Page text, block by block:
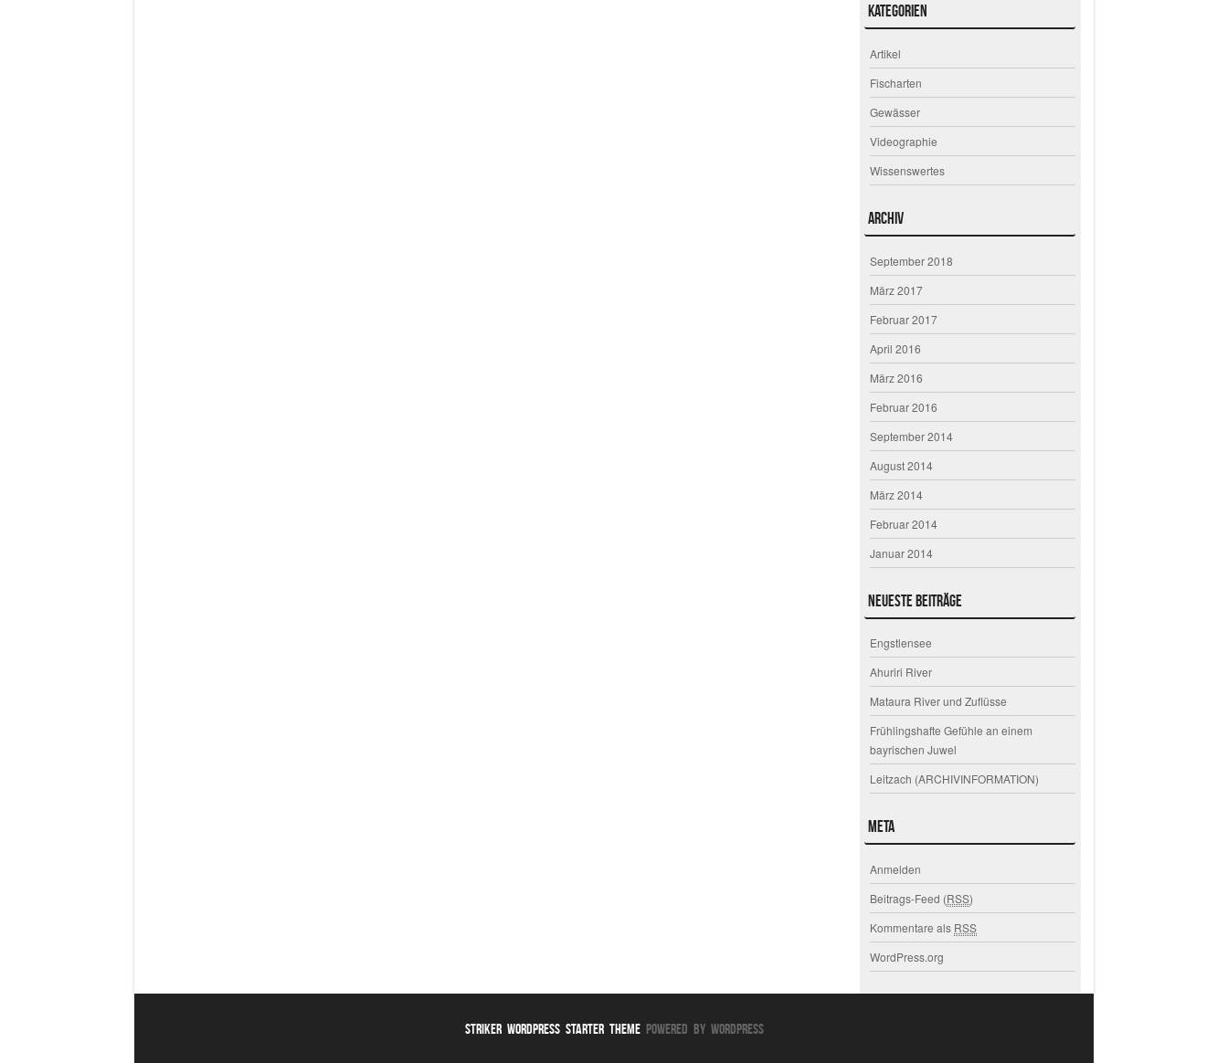
Kategorien
Artikel
Fischarten
Gewässer
Videographie
Wissenswertes
Archiv
September 2018
März 2017
Februar 2017
April 2016
März 2016
Februar 2016
September 2014
August 2014
März 2014
Februar 2014
Januar 2014
Neueste Beiträge
Engstlensee
Ahuriri River
Mataura River und Zuflüsse
Frühlingshafte Gefühle an einem
bayrischen Juwel
Leitzach (ARCHIVINFORMATION)
Meta
Anmelden
Beitrags-Feed (RSS)
Kommentare als RSS
WordPress.org
Striker WordPress Starter ThemePowered By WordPress